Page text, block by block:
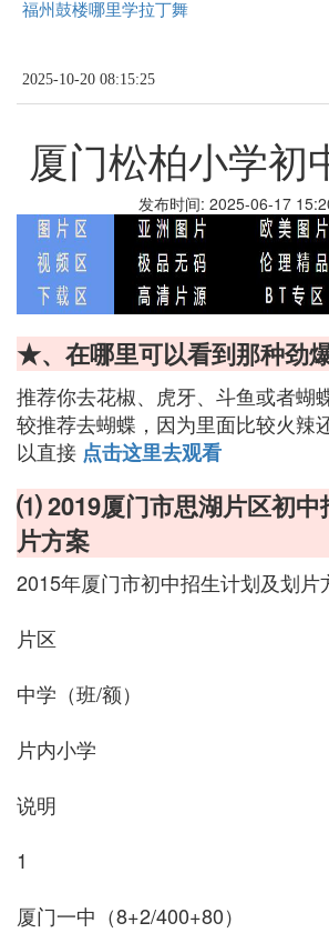
福州鼓楼哪里学拉丁舞
2025-10-20 08:15:25
厦门松柏小学初
发布时间: 2025-06-17
★、在哪里可以看到那种劲
推荐你去花椒、虎牙、斗鱼或者蝴
较推荐去蝴蝶，因为里面比较火辣
以直接 点击这里去观看
⑴ 2019厦门市思湖片区初中
片方案
2015年厦门市初中招生计划及划片
片区
中学（班/额）
片内小学
说明
1
厦门一中（8+2/400+80）